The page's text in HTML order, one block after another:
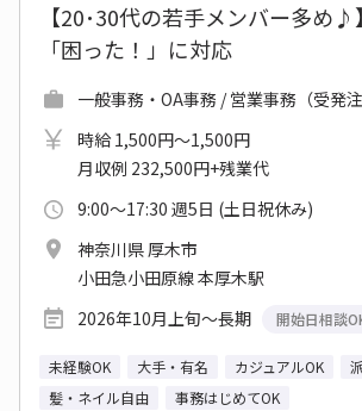
【20･30代の若手メンバー多め
「困った！」に対応
一般事務・OA事務 / 営業事務（受発注
時給 1,500円～1,500円
月収例 232,500円+残業代
9:00～17:30 週5日 (土日祝休み)
神奈川県 厚木市
小田急小田原線 本厚木駅
2026年10月上旬～長期
開始日相談
未経験OK 大手・有名 カジュアルOK
髪・ネイル自由
事務はじめてOK